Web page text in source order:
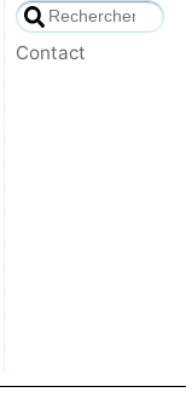
Contact